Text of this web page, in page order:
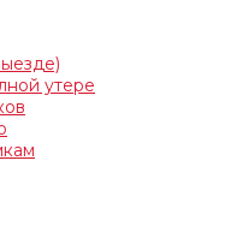
утере